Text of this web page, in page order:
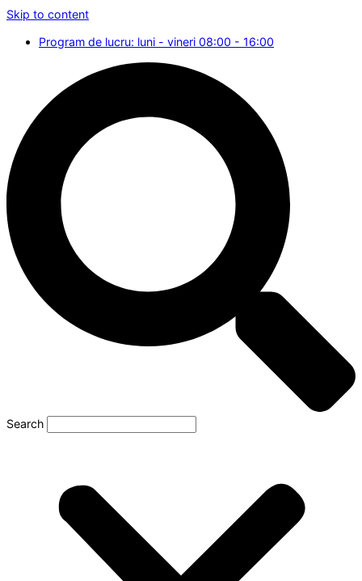
Skip to content
Program de lucru: luni - vineri 08:00 - 16:00
Search